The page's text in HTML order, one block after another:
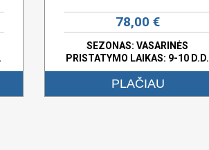
78,00 €
SEZONAS: VASARINĖS
PRISTATYMO LAIKAS: 9-10 D.D.
PLAČIAU